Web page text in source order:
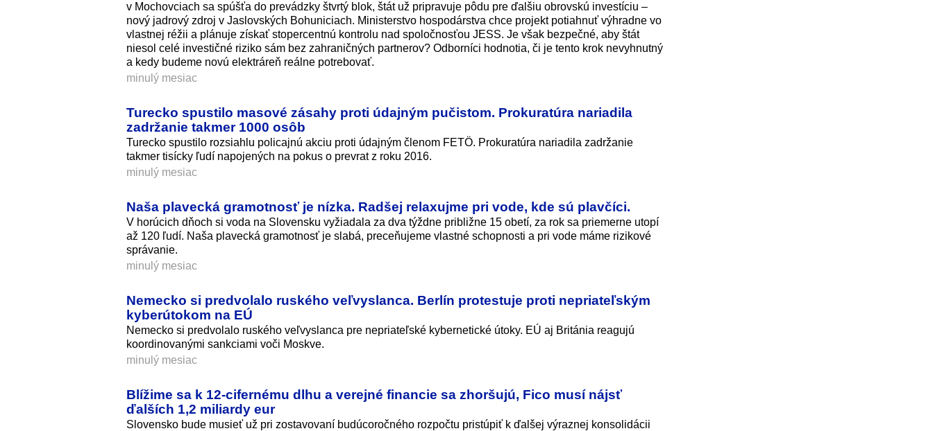
v Mochovciach sa spúšťa do prevádzky štvrtý blok, štát už pripravuje pôdu pre ďalšiu obrovskú investíciu –
nový jadrový zdroj v Jaslovských Bohuniciach. Ministerstvo hospodárstva chce projekt potiahnuť výhradne vo
vlastnej réžii a plánuje získať stopercentnú kontrolu nad spoločnosťou JESS. Je však bezpečné, aby štát
niesol celé investičné riziko sám bez zahraničných partnerov? Odborníci hodnotia, či je tento krok nevyhnutný
a kedy budeme novú elektráreň reálne potrebovať.
minulý mesiac
Turecko spustilo masové zásahy proti údajným pučistom. Prokuratúra nariadila
zadržanie takmer 1000 osôb
Turecko spustilo rozsiahlu policajnú akciu proti údajným členom FETÖ. Prokuratúra nariadila zadržanie
takmer tisícky ľudí napojených na pokus o prevrat z roku 2016.
minulý mesiac
Naša plavecká gramotnosť je nízka. Radšej relaxujme pri vode, kde sú plavčíci.
V horúcich dňoch si voda na Slovensku vyžiadala za dva týždne približne 15 obetí, za rok sa priemerne utopí
až 120 ľudí. Naša plavecká gramotnosť je slabá, preceňujeme vlastné schopnosti a pri vode máme rizikové
správanie.
minulý mesiac
Nemecko si predvolalo ruského veľvyslanca. Berlín protestuje proti nepriateľským
kyberútokom na EÚ
Nemecko si predvolalo ruského veľvyslanca pre nepriateľské kybernetické útoky. EÚ aj Británia reagujú
koordinovanými sankciami voči Moskve.
minulý mesiac
Blížime sa k 12-cifernému dlhu a verejné financie sa zhoršujú, Fico musí nájsť
ďalších 1,2 miliardy eur
Slovensko bude musieť už pri zostavovaní budúcoročného rozpočtu pristúpiť k ďalšej výraznej konsolidácii